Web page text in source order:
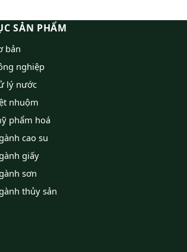
SẢN PHẨM
bản
nghiệp
lý nước
nhuộm
phẩm hoá
cao su
giấy
sơn
thủy sản